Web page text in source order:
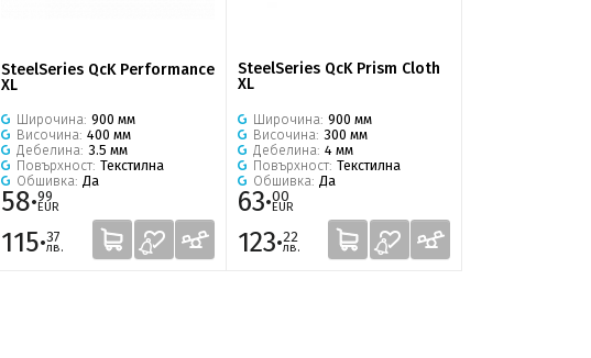
SteelSeries QcK Performance
XL
Широчина: 900 мм
Височина: 400 мм
Дебелина: 3.5 мм
Повърхност: Текстилна
Обшивка: Да
58·99
EUR
115·37
лв.
SteelSeries QcK Prism Cloth
XL
Широчина: 900 мм
Височина: 300 мм
Дебелина: 4 мм
Повърхност: Текстилна
Обшивка: Да
63·00
EUR
123·22
лв.